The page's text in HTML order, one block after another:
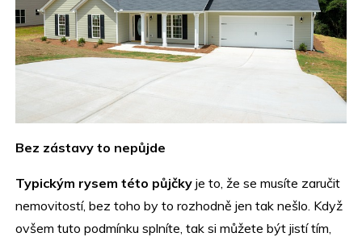
Bez zástavy to nepůjde
Typickým rysem této půjčky je to, že se musíte zaručit
nemovitostí, bez toho by to rozhodně jen tak nešlo. Když
ovšem tuto podmínku splníte, tak si můžete být jistí tím,